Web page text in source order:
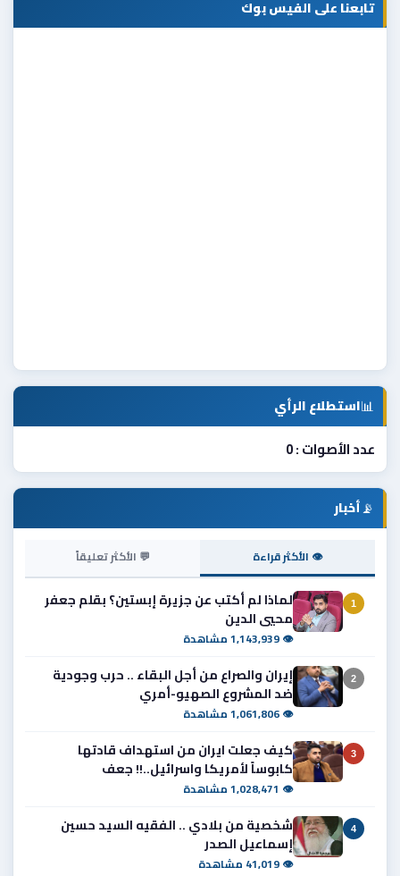
تابعنا على الفيس بوك
📊استطلاع الرأي
عدد الأصوات : 0
📡أخبار
👁 الأكثر قراءة 💬 الأكثر تعليقاً
1
لماذا لم أكتب عن جزيرة إبستين؟ بقلم جعفر
محيي الدين
👁 1,143,939 مشاهدة
2
إيران والصراع من أجل البقاء .. حرب وجودية
ضد المشروع الصهيو-أمري
👁 1,061,806 مشاهدة
3
كيف جعلت ايران من استهداف قادتها
كابوساً لأمريكا واسرائيل..!! جعف
👁 1,028,471 مشاهدة
4
شخصية من بلادي .. الفقيه السيد حسين
إسماعيل الصدر
👁 41,019 مشاهدة